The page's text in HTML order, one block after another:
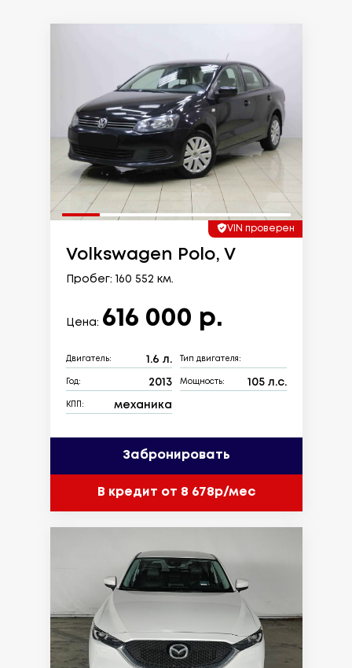
VIN проверен
Volkswagen Polo, V
Пробег: 160 552 км.
Цена: 616 000 р.
Двигатель: 1.6 л. Тип двигателя:
Год: 2013 Мощность: 105 л.с.
КПП: механика
Забронировать
В кредит от 8 678р/мес